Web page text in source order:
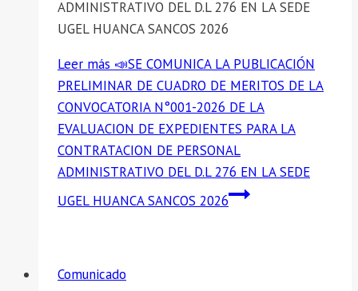
ADMINISTRATIVO DEL D.L 276 EN LA SEDE
UGEL HUANCA SANCOS 2026
Leer más 📣SE COMUNICA LA PUBLICACIÓN
PRELIMINAR DE CUADRO DE MERITOS DE LA
CONVOCATORIA N°001-2026 DE LA
EVALUACION DE EXPEDIENTES PARA LA
CONTRATACION DE PERSONAL
ADMINISTRATIVO DEL D.L 276 EN LA SEDE
UGEL HUANCA SANCOS 2026
Comunicado